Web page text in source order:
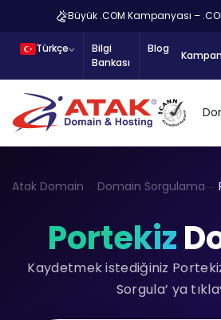
Büyük .COM Kampanyası –
Türkçe
Bilgi
Bankası
Blog
Atak Domain Domain Sorgulama
Portekiz
Kaydetmek istediğiniz
Sorgula’ ya